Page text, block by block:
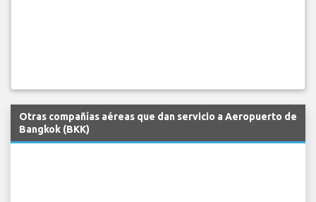
Otras compañías aéreas que dan servicio a Aeropuerto de
Bangkok (BKK)